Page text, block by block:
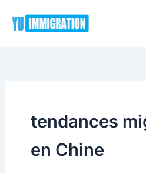
contenu
tendances
en Chine